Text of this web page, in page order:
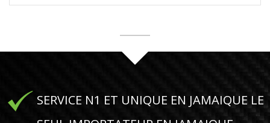
SERVICE N1 ET UNIQUE EN JAMAIQUE LE